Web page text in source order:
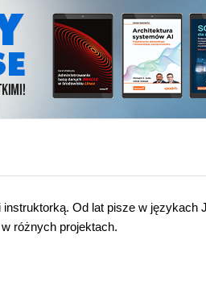
instruktorką. Od lat pisze w
różnych projektach.